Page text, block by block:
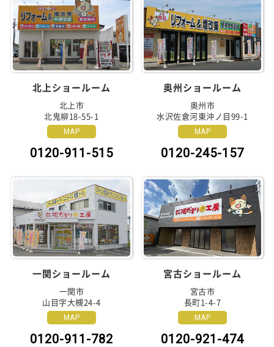
北上ショールーム
北上市
北鬼柳18-55-1
MAP
0120-911-515
奥州ショールーム
奥州市
水沢佐倉河東沖ノ目99-1
MAP
0120-245-157
一関ショールーム
一関市
山目字大槻24-4
MAP
0120-911-782
宮古ショールーム
宮古市
長町1-4-7
MAP
0120-921-474